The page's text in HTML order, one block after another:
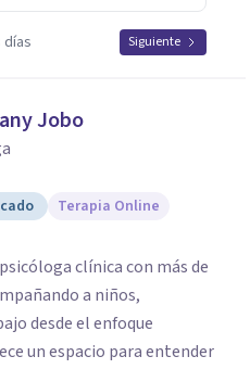
días Siguiente
Jobo
Terapia Online
clínica con más de
a niños,
desde el enfoque
un espacio para entender